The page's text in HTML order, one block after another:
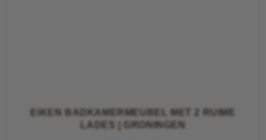
EIKEN BADKAMERMEUBEL MET 2 RUIME
LADES | GRONINGEN